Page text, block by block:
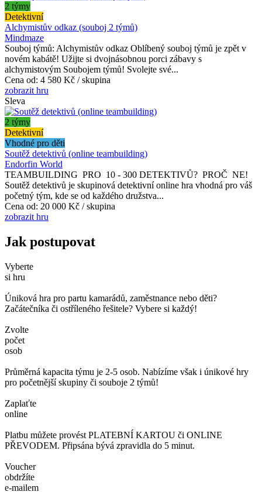
2 týmy
Detektivní
Alchymistův odkaz (souboj 2 týmů)
Mindmaze
Souboj týmů: Alchymistův odkaz Oblíbený souboj týmů je zpět v
novém kabátě! Užijte si dvojnásobnou porci zábavy s
alchymistovým Soubojem týmů! Svolejte své...
Cena od: 4 580 Kč / skupina
zobrazit hru
Sleva
2 týmy
Detektivní
Vhodné pro děti
Soutěž detektivů (online teambuilding)
Endorfin World
TEAMBUILDING PRO 10 - 300 DETEKTIVŮ? PROČ NE!
Soutěž detektivů je skupinová detektivní online hra vhodná pro váš
početný tým, kde se od každého družstva...
Cena od: 20 000 Kč / skupina
zobrazit hru
Jak postupovat
Vyberte
si hru
Úniková hra pro partu kamarádů, zaměstnance nebo děti?
Začátečníka či ostříleného řešitele? Vybere si každý!
Zvolte
počet
osob
Průměrná kapacita týmu je 2-5 osob. Nabízíme však i únikové hry
pro početnější skupiny či souboje 2 týmů!
Zaplaťte
online
Platbu můžete provést PLATEBNÍ KARTOU či ONLINE
PŘEVODEM. Připsána bývá zpravidla do 5 minut.
Voucher
obdržíte
e-mailem